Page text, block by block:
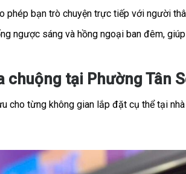
phép bạn trò chuyện trực tiếp với người
ngược sáng và hồng ngoại ban đêm,
tại Phường Tân
từng không gian lắp đặt cụ thể tại